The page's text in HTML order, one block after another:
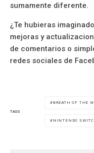
sumamente diferente.
¿Te hubieras
mejoras y
de comentarios o
redes sociales de
TAGS
BREATH OF THE
NINTENDO